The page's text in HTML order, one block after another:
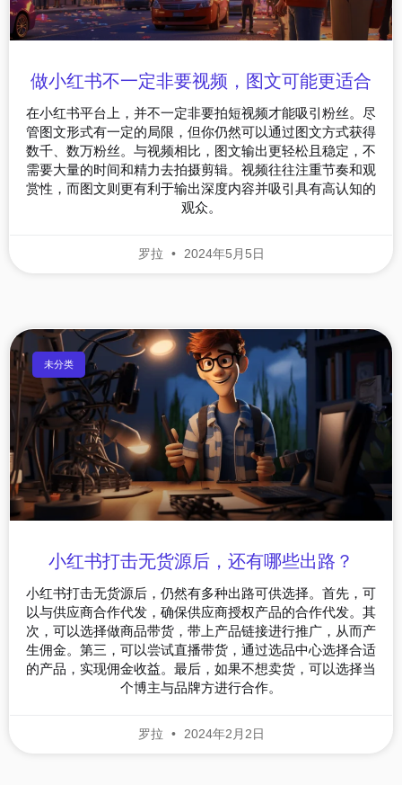
做小红书不一定非要视频，图文可能更适合
在小红书平台上，并不一定非要拍短视频才能吸引粉丝。尽
管图文形式有一定的局限，但你仍然可以通过图文方式获得
数千、数万粉丝。与视频相比，图文输出更轻松且稳定，不
需要大量的时间和精力去拍摄剪辑。视频往往注重节奏和观
赏性，而图文则更有利于输出深度内容并吸引具有高认知的
观众。
罗拉 2024年5月5日
未分类
小红书打击无货源后，还有哪些出路？
小红书打击无货源后，仍然有多种出路可供选择。首先，可
以与供应商合作代发，确保供应商授权产品的合作代发。其
次，可以选择做商品带货，带上产品链接进行推广，从而产
生佣金。第三，可以尝试直播带货，通过选品中心选择合适
的产品，实现佣金收益。最后，如果不想卖货，可以选择当
个博主与品牌方进行合作。
罗拉 2024年2月2日